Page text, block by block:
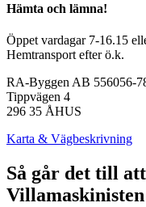
Hämta och lämna!
Öppet vardagar 7-16.15
Hemtransport efter ö.k.
RA-Byggen AB 556056-
Tippvägen 4
296 35 ÅHUS
Karta & Vägbeskrivning
Så går det till